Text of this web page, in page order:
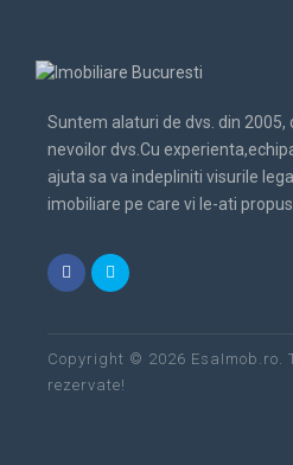
Suntem alaturi de dvs. din 2005,
nevoilor dvs.Cu
ajuta sa va indepliniti visurile
imobiliare pe care vi le-ati
Copyright © 2026 EsaImob.ro.
rezervate!